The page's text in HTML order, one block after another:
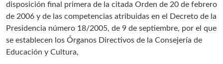
disposición final primera de la citada Orden de 20 de febrero
de 2006 y de las competencias atribuidas en el Decreto de la
Presidencia número 18/2005, de 9 de septiembre, por el que
se establecen los Órganos Directivos de la Consejería de
Educación y Cultura,